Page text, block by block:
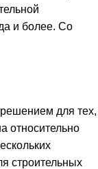
и более. Со
для тех,
относительно
строительных